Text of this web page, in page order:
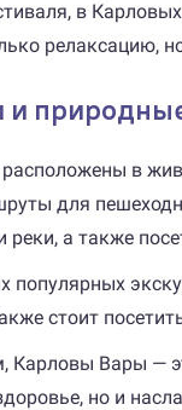
в
релаксацию,
и
в
для
реки, а также
популярных
стоит
Карловы Вары —
но и